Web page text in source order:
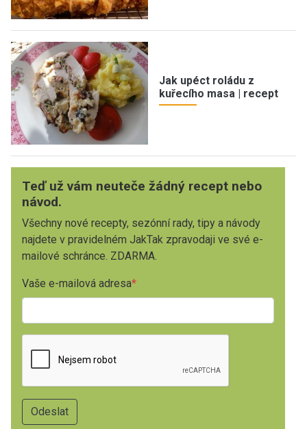
Jak upéct roládu z
kuřecího masa | recept
Teď už vám neuteče žádný recept nebo
návod.
Všechny nové recepty, sezónní rady, tipy a návody
najdete v pravidelném JakTak zpravodaji ve své e-
mailové schránce. ZDARMA.
Vaše e-mailová adresa